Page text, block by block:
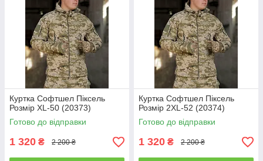
Куртка Софтшел Піксель
Розмір XL-50 (20373)
Готово до відправки
1 320 ₴ 2 200 ₴
Куртка Софтшел Піксель
Розмір 2XL-52 (20374)
Готово до відправки
1 320 ₴ 2 200 ₴